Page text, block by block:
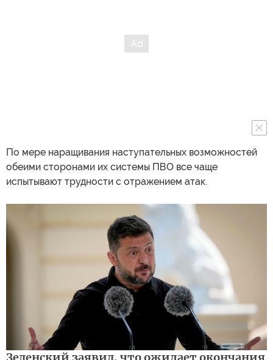
По мере наращивания наступательных возможностей
обеими сторонами их системы ПВО все чаще
испытывают трудности с отражением атак.